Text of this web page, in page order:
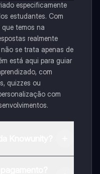
especificamente
estudantes. Com
temos na
realmente
se trata apenas de
está aqui para guiar
com
quizzes ou
com